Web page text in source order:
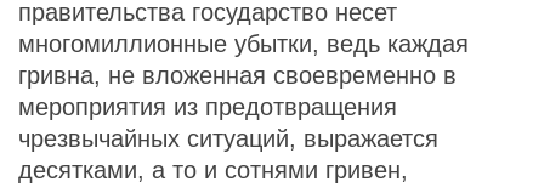
правительства государство несет
многомиллионные убытки, ведь каждая
гривна, не вложенная своевременно в
мероприятия из предотвращения
чрезвычайных ситуаций, выражается
десятками, а то и сотнями гривен,